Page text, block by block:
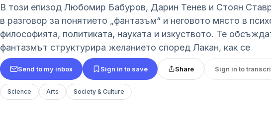
В този епизод Любомир Бабуров, Дарин Тенев и Стоян
в разговор за понятието „фантазъм“ и неговото място в
философията, политиката, науката и изкуството. Те
фантазмът структурира желанието според Лакан, как се
Send to my inbox Sign in to save Share Sign in to
Science Arts Society & Culture